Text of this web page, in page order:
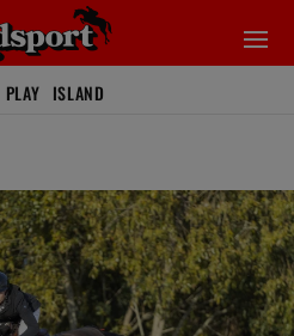
PLAY ISLAND